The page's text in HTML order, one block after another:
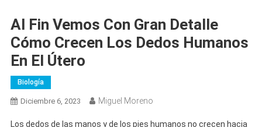
Al Fin Vemos Con Gran Detalle
Cómo Crecen Los Dedos Humanos
En El Útero
Biología
Diciembre 6, 2023 Miguel Moreno
Los dedos de las manos y de los pies humanos no crecen hacia